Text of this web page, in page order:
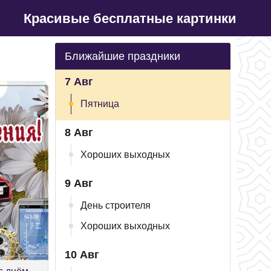
Красивые бесплатные картинки
Ближайшие праздники
7 Авг
Пятница
8 Авг
Хороших выходных
9 Авг
День строителя
Хороших выходных
10 Авг